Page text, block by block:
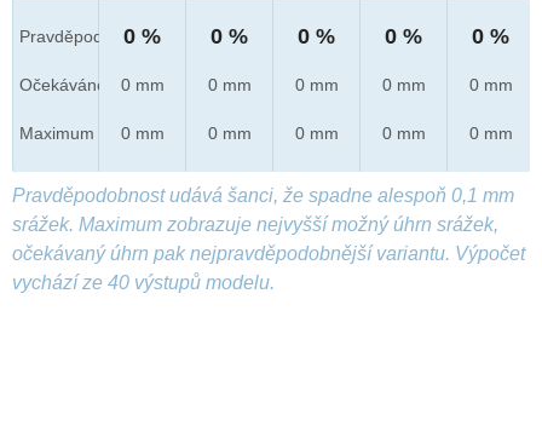
Pravděpod.
Očekáváno
Maximum
0 %
0 mm
0 mm
0 %
0 mm
0 mm
0 %
0 mm
0 mm
0 %
0 mm
0 mm
0 %
0 mm
0 mm
Pravděpodobnost udává šanci, že spadne alespoň 0,1 mm
srážek. Maximum zobrazuje nejvyšší možný úhrn srážek,
očekávaný úhrn pak nejpravděpodobnější variantu. Výpočet
vychází ze 40 výstupů modelu.